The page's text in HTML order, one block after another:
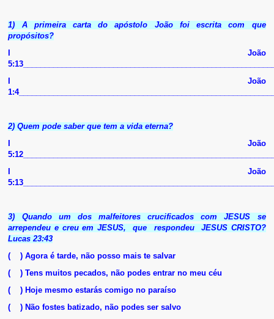
1) A primeira carta do apóstolo João foi escrita com que
propósitos?
I João
I João
2) Quem pode saber que tem a vida eterna?
I João
I João
3) Quando um dos malfeitores crucificados com JESUS se
arrependeu e creu em JESUS, que respondeu JESUS CRISTO?
Lucas 23:43
( ) Agora é tarde, não posso mais te salvar
( ) Tens muitos pecados, não podes entrar no meu céu
( ) Hoje mesmo estarás comigo no paraíso
( ) Não fostes batizado, não podes ser salvo